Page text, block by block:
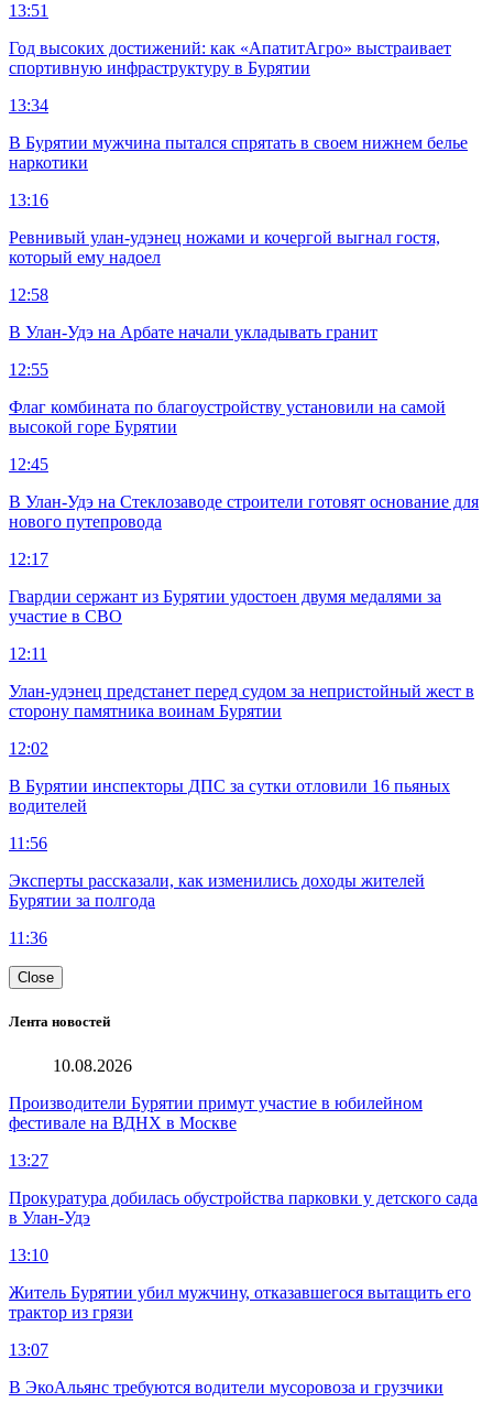
13:51
Год высоких достижений: как «АпатитАгро» выстраивает
спортивную инфраструктуру в Бурятии
13:34
В Бурятии мужчина пытался спрятать в своем нижнем белье
наркотики
13:16
Ревнивый улан-удэнец ножами и кочергой выгнал гостя,
который ему надоел
12:58
В Улан-Удэ на Арбате начали укладывать гранит
12:55
Флаг комбината по благоустройству установили на самой
высокой горе Бурятии
12:45
В Улан-Удэ на Стеклозаводе строители готовят основание для
нового путепровода
12:17
Гвардии сержант из Бурятии удостоен двумя медалями за
участие в СВО
12:11
Улан-удэнец предстанет перед судом за непристойный жест в
сторону памятника воинам Бурятии
12:02
В Бурятии инспекторы ДПС за сутки отловили 16 пьяных
водителей
11:56
Эксперты рассказали, как изменились доходы жителей
Бурятии за полгода
11:36
Close
Лента новостей
10.08.2026
Производители Бурятии примут участие в юбилейном
фестивале на ВДНХ в Москве
13:27
Прокуратура добилась обустройства парковки у детского сада
в Улан-Удэ
13:10
Житель Бурятии убил мужчину, отказавшегося вытащить его
трактор из грязи
13:07
В ЭкоАльянс требуются водители мусоровоза и грузчики